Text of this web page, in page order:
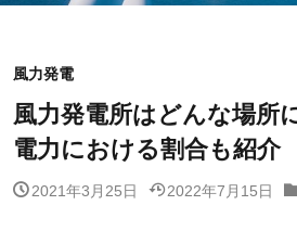
風力発電
風力発電所はどんな場所
電力における割合も紹介
2021年3月25日 2022年7月15日